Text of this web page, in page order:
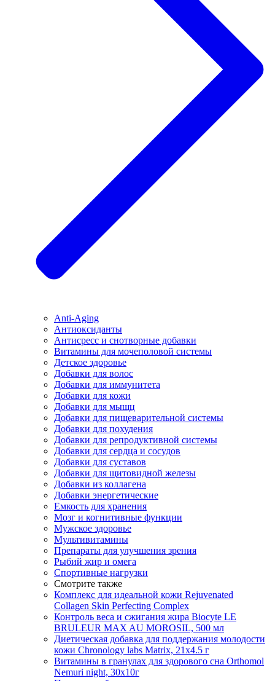
Anti-Aging
Антиоксиданты
Антисресс и снотворные добавки
Витамины для мочеполовой системы
Детское здоровье
Добавки для волос
Добавки для иммунитета
Добавки для кожи
Добавки для мыщц
Добавки для пищеварительной системы
Добавки для похудения
Добавки для репродуктивной системы
Добавки для сердца и сосудов
Добавки для суставов
Добавки для щитовидной железы
Добавки из коллагена
Добавки энергетические
Емкость для хранения
Мозг и когнитивные функции
Мужское здоровье
Мультивитамины
Препараты для улучшения зрения
Рыбий жир и омега
Спортивные нагрузки
Смотрите также
Комплекс для идеальной кожи Rejuvenated
Сollagen Skin Perfecting Complex
Контроль веса и сжигания жира Biocyte LE
BRULEUR MAX AU MOROSIL, 500 мл
Диетическая добавка для поддержания молодости
кожи Chronology labs Matrix, 21х4.5 г
Витамины в гранулах для здорового сна Orthomol
Nemuri night, 30х10г